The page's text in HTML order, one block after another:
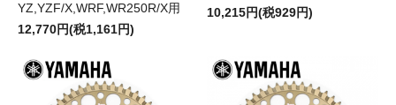
YZ,YZF/X,WRF,WR250R/X用
12,770円(税1,161円)
10,215円(税929円)